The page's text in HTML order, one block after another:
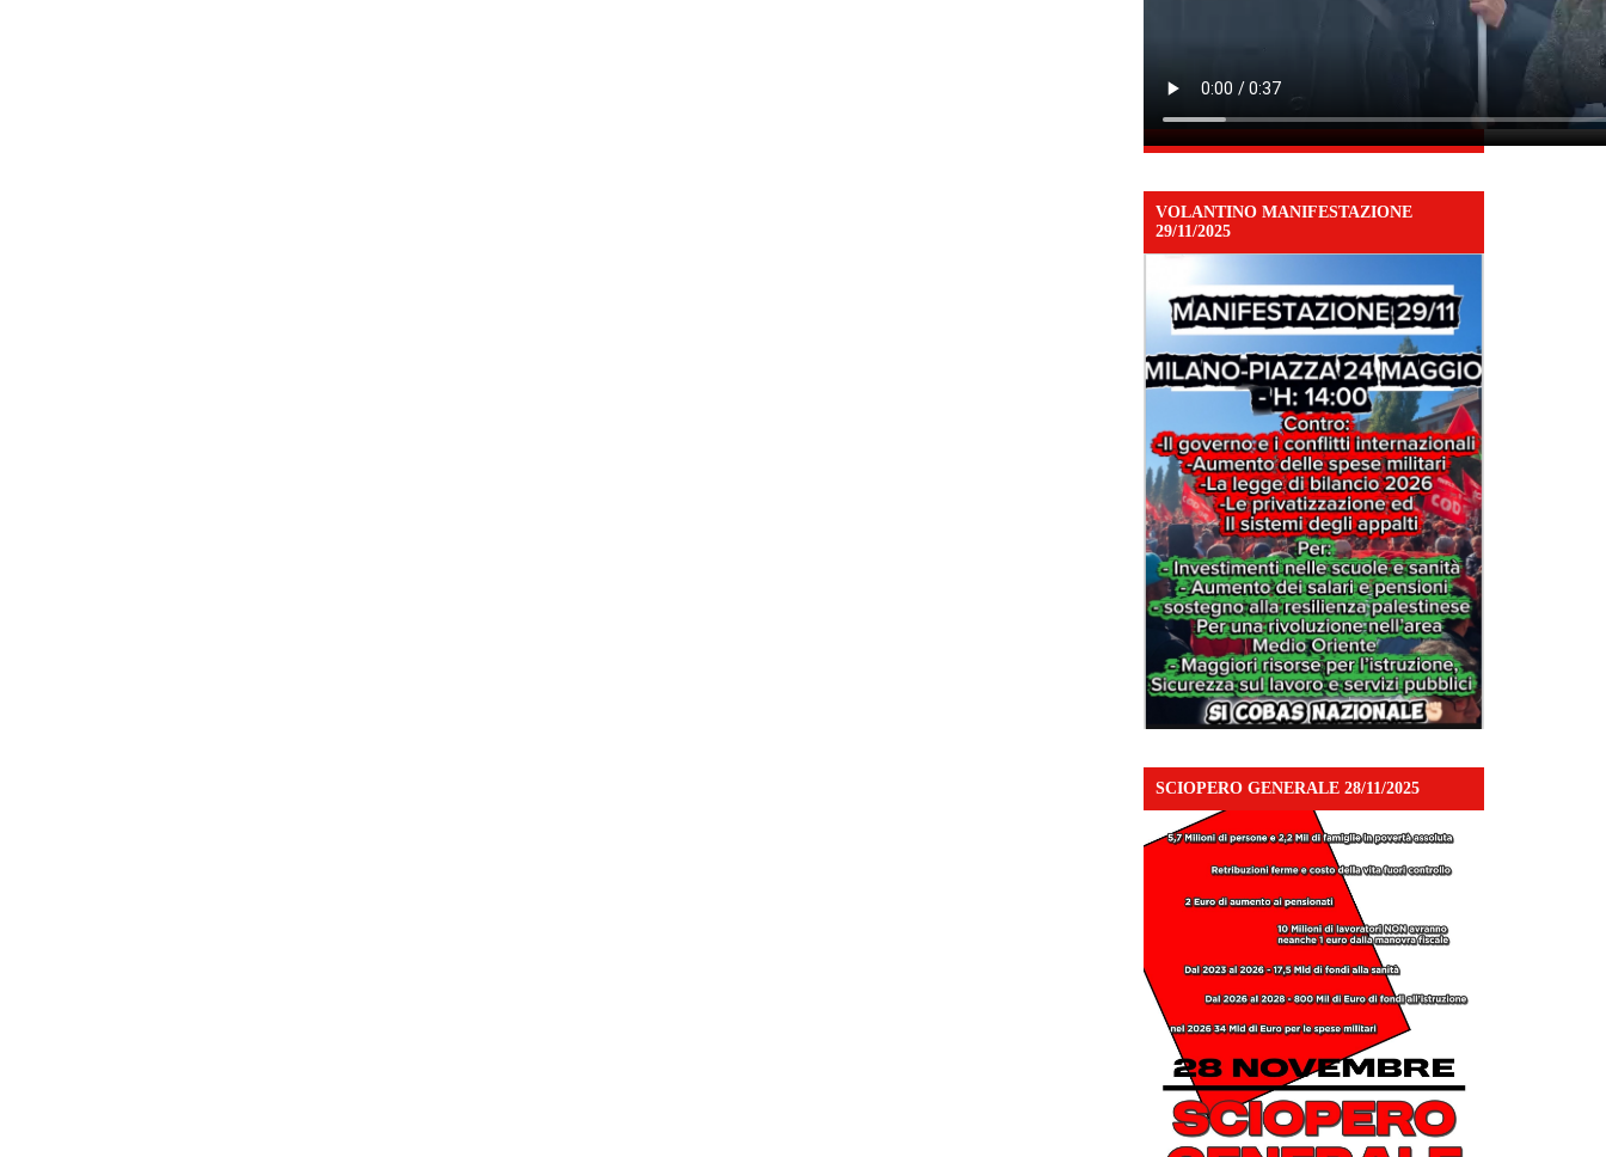
VOLANTINO MANIFESTAZIONE
29/11/2025
SCIOPERO GENERALE 28/11/2025